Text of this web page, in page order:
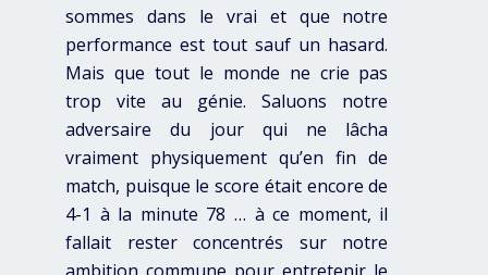
sommes dans le vrai et que notre
performance est tout sauf un hasard.
Mais que tout le monde ne crie pas
trop vite au génie. Saluons notre
adversaire du jour qui ne lâcha
vraiment physiquement qu’en fin de
match, puisque le score était encore de
4-1 à la minute 78 … à ce moment, il
fallait rester concentrés sur notre